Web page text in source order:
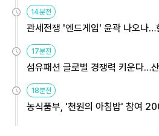
14분전
관세전쟁 '엔드게임' 윤곽 나오나…
용해야
17분전
섬유패션 글로벌 경쟁력 키운다…
원
18분전
농식품부, '천원의 아침밥' 참여